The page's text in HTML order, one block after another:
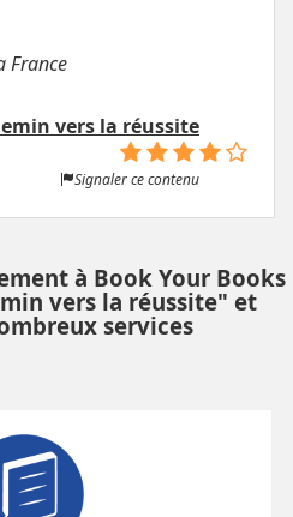
France
vers la réussite
Signaler ce contenu
à Book Your Books
vers la réussite" et
services